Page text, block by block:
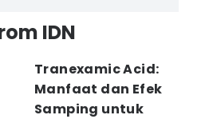
IDN
Tranexamic Acid:
Manfaat dan Efek
Samping untuk